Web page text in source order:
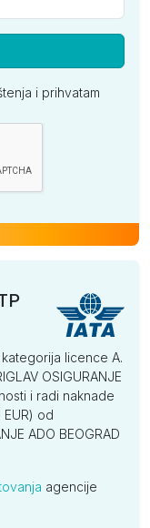
i prihvatam
licence A.
OSIGURANJE
i radi naknade
od
ADO BEOGRAD
agencije